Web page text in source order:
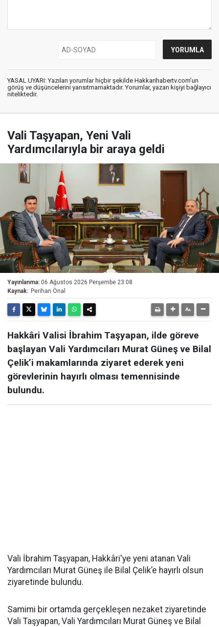
YASAL UYARI: Yazılan yorumlar hiçbir şekilde Hakkarihabertv.com’un
görüş ve düşüncelerini yansıtmamaktadır. Yorumlar, yazan kişiyi bağlayıcı
niteliktedir.
Vali Taşyapan, Yeni Vali
Yardımcılarıyla bir araya geldi
Yayınlanma: 06 Ağustos 2026 Perşembe 23:08
Kaynak: Perihan Önal
Hakkâri Valisi İbrahim Taşyapan, ilde göreve
başlayan Vali Yardımcıları Murat Güneş ve Bilal
Çelik’i makamlarında ziyaret ederek yeni
görevlerinin hayırlı olması temennisinde
bulundu.
Vali İbrahim Taşyapan, Hakkâri'ye yeni atanan Vali
Yardımcıları Murat Güneş ile Bilal Çelik’e hayırlı olsun
ziyaretinde bulundu.
Samimi bir ortamda gerçekleşen nezaket ziyaretinde
Vali Taşyapan, Vali Yardımcıları Murat Güneş ve Bilal